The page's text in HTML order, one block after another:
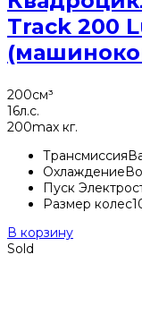
Track 200
200см³
16л.с.
200max кг.
Трансмиссия
Охлаждение
Пуск
Размер колес
В корзину
Sold